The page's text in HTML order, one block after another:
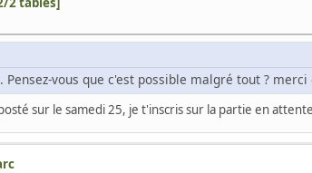
vous que c'est possible malgré tout ? merci
sur le samedi 25, je t'inscris sur la partie en